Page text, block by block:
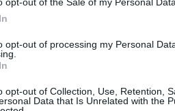
opt-out of processing my Personal
opt-out of Collection, Use, Retention,
Data that Is Unrelated with the